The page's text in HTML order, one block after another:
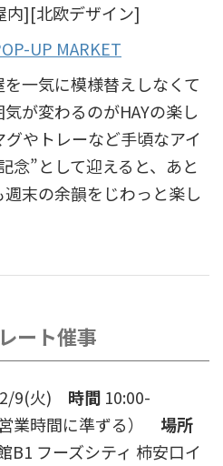
内][北欧デザイン]
UP MARKET
一気に模様替えしなくて
が変わるのがHAYの楽し
やトレーなど手頃なアイ
念”として迎えると、あと
末の余韻をじわっと楽し
ート催事
9(火) 時間 10:00-
業時間に準ずる） 場所
B1 フーズシティ 柿安口イ